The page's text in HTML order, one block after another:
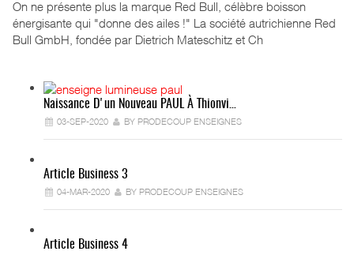
On ne présente plus la marque Red Bull, célèbre boisson
énergisante qui "donne des ailes !" La société autrichienne Red
Bull GmbH, fondée par Dietrich Mateschitz et Ch
Naissance D'un Nouveau PAUL À Thionvi…
03-SEP-2020 BY PRODECOUP ENSEIGNES
Article Business 3
04-MAR-2020 BY PRODECOUP ENSEIGNES
Article Business 4